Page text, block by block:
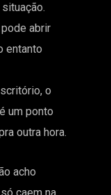
abrir
entanto
o
um ponto
outra hora.
acho